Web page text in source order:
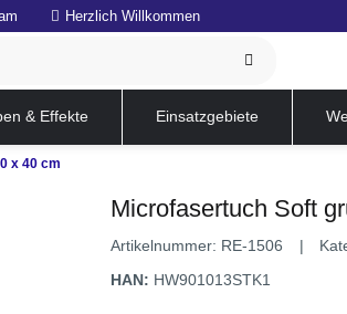
Herzlich Willkommen
& Effekte Einsatzgebiete
Sale
x 40 cm
Microfasertuch Soft
Artikelnummer: RE-1506
HAN: HW901013STK1